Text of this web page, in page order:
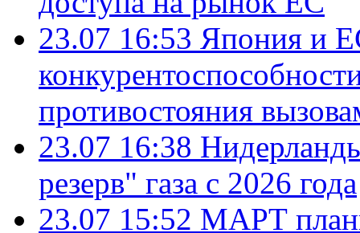
23.07 16:53 Япония и
противостояния
23.07 16:38
резерв" газа с 2026 года
23.07 15:52 МАРТ